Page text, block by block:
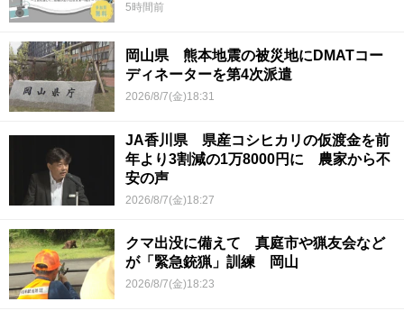
5時間前
岡山県 熊本地震の被災地にDMATコー
ディネーターを第4次派遣
2026/8/7(金)18:31
JA香川県 県産コシヒカリの仮渡金を前
年より3割減の1万8000円に 農家から不
安の声
2026/8/7(金)18:27
クマ出没に備えて 真庭市や猟友会など
が「緊急銃猟」訓練 岡山
2026/8/7(金)18:23